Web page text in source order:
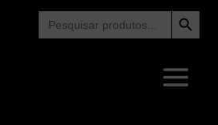
Search
for:
Search Button